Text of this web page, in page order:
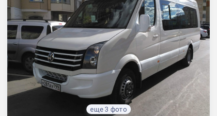
еще 3 фото